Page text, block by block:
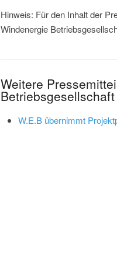
Hinweis: Für den Inhalt der
Windenergie
Weitere
W.E.B übernimmt